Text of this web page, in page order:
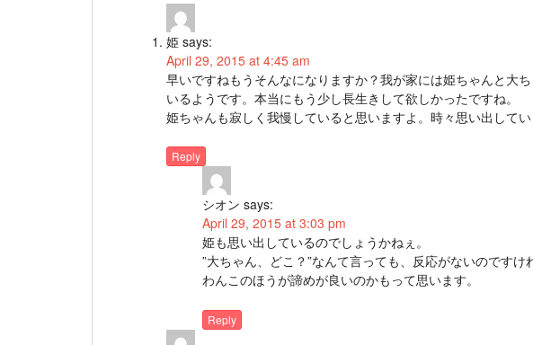
姫 says:
April 29, 2015 at 4:45 am
早いですねもうそんなになりますか？我が家には姫ちゃんと大
いるようです。本当にもう少し長生きして欲しかったですね。
姫ちゃんも寂しく我慢していると思いますよ。時々思い出してい
Reply
シオン says:
April 29, 2015 at 3:03 pm
姫も思い出しているのでしょうかねぇ。
”大ちゃん、どこ？”なんて言っても、反応がないのですけ
わんこのほうが諦めが良いのかもって思います。
Reply